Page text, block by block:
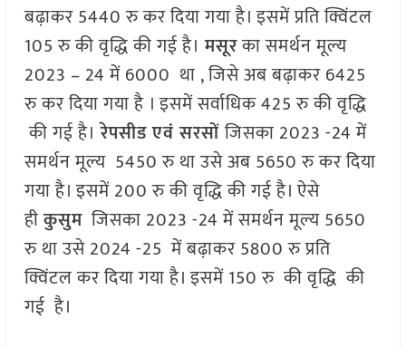
बढ़ाकर 5440 रु कर दिया गया है। इसमें प्रति क्विंटल
105 रु की वृद्धि की गई है।मसूरका समर्थन मूल्य
2023 – 24 में 6000 था , जिसे अब बढ़ाकर 6425
रु कर दिया गया है । इसमें सर्वाधिक 425 रु की वृद्धि
की गई है।रेपसीड एवं सरसोंजिसका 2023 -24 में
समर्थन मूल्य 5450 रु था उसे अब 5650 रु कर दिया
गया है। इसमें 200 रु की वृद्धि की गई है। ऐसे
हीकुसुमजिसका 2023 -24 में समर्थन मूल्य 5650
रु था उसे 2024 -25 में बढ़ाकर 5800 रु प्रति
क्विंटल कर दिया गया है। इसमें 150 रु की वृद्धि की
गई है।